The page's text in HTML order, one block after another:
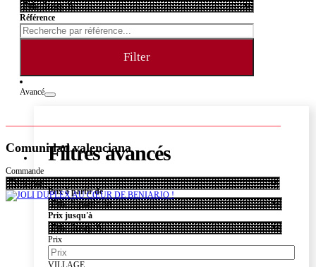
Référence
Filter
Avancé
Filtres avancés
Prix à partir de
Prix jusqu'à
Prix
Comunidad valenciana
Commande